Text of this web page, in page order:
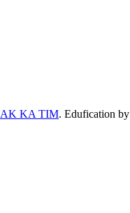
AK KA TIM. Edufication by